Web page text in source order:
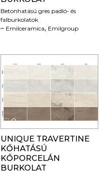
Betonhatású gres padló- és
falburkolatok
Emilceramica, Emilgroup
0
UNIQUE TRAVERTINE
KŐHATÁSÚ
KŐPORCELÁN
BURKOLAT